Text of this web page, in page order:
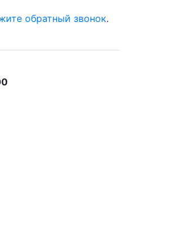
обратный звонок.